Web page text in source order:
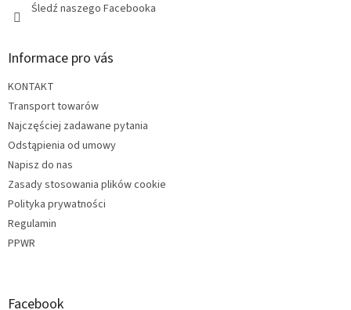
Śledź naszego Facebooka
Informace pro vás
KONTAKT
Transport towarów
Najczęściej zadawane pytania
Odstąpienia od umowy
Napisz do nas
Zasady stosowania plików cookie
Polityka prywatności
Regulamin
PPWR
Facebook